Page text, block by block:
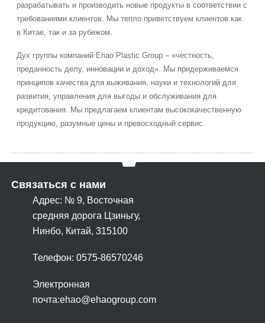
разрабатывать и производить новые продукты в соответствии с
требованиями клиентов. Мы тепло приветствуем клиентов как
в Китае, так и за рубежом.
Дух группы компаний Ehao Plastic Group – «честность,
преданность делу, инновации и доход». Мы придерживаемся
принципов качества для выживания, науки и технологий для
развития, управления для выгоды и обслуживания для
кредитования. Мы предлагаем клиентам высококачественную
продукцию, разумные цены и превосходный сервис.
Связаться с нами
Адрес: № 9, Восточная
средняя дорога Цзиньгу,
Нинбо, Китай, 315100
Телефон: 0575-86570246
Электронная
почта:ehao@ehaogroup.com